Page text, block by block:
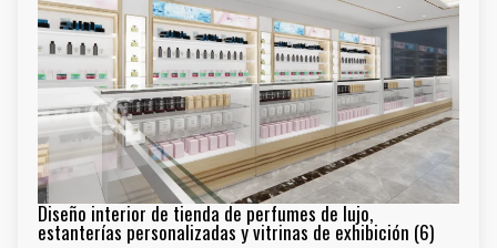
Diseño interior de tienda de perfumes de lujo,
estanterías personalizadas y vitrinas de exhibición (6)